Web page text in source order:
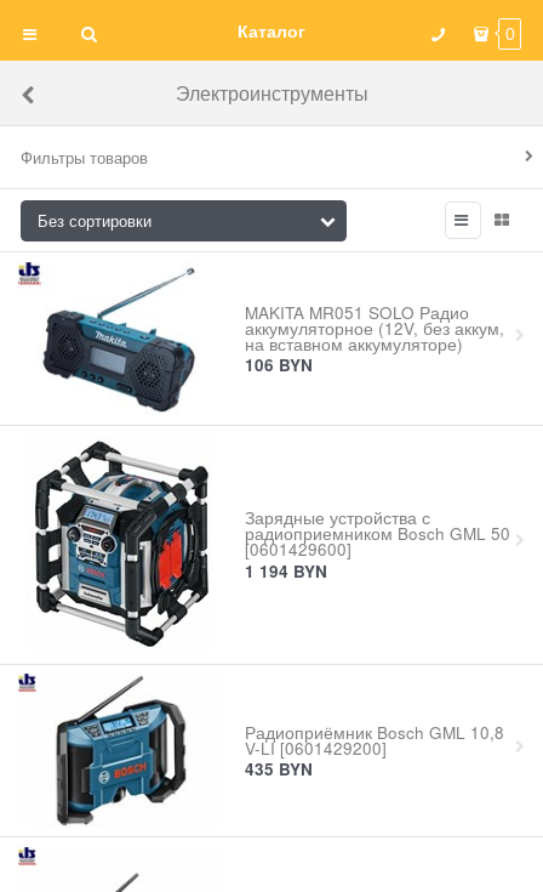
Каталог 0
Электроинструменты
Фильтры товаров
MAKITA MR051 SOLO Радио
аккумуляторное (12V, без аккум,
на вставном аккумуляторе)
106 BYN
Зарядные устройства с
радиоприемником Bosch GML 50
[0601429600]
1 194 BYN
Радиоприёмник Bosch GML 10,8
V-LI [0601429200]
435 BYN